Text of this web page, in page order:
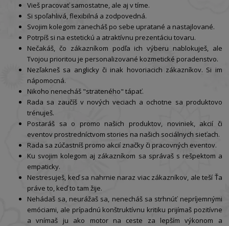
Vieš pracovať samostatne, ale aj v tíme.
Si spoľahlivá, flexibilná a zodpovedná.
Svojim kolegom zanecháš po sebe upratané a nastajlované.
Potrpíš si na estetickú a atraktívnu prezentáciu tovaru.
Nečakáš, čo zákazníkom podľa ich výberu nablokuješ, ale
Tvojou prioritou je personalizované kozmetické poradenstvo.
Nezľakneš sa anglicky či inak hovoriacich zákazníkov. Si im
nápomocná.
Nikoho nenecháš "strateného" tápať.
Rada sa zaučíš v nových veciach a ochotne sa produktovo
trénuješ.
Postaráš sa o promo našich produktov, noviniek, akcií či
eventov prostredníctvom stories na našich sociálnych sieťach.
Rada sa zúčastníš promo akcií značky či pracovných eventov.
Ku svojim kolegom aj zákazníkom sa správaš s rešpektom a
empaticky.
Nestresuješ, keď sa nahrnie naraz viac zákazníkov, ale teší Ťa
práve to, keď to tam žije.
Nehádaš sa, neurážaš sa, nenecháš sa strhnúť nepríjemnými
emóciami, ale prípadnú konštruktívnu kritiku prijímaš pozitívne
a vnímaš ju ako motor na ceste za lepším výkonom a